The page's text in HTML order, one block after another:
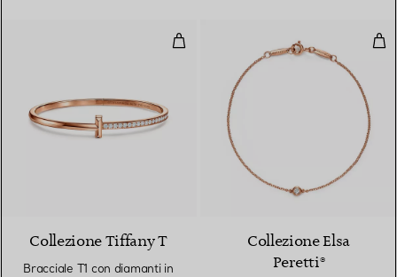
Bracciale T1 con diamanti in oro
3 Materiali
Collezione Tiffany T
Bracciale T1 con diamanti in
Collezione Elsa
Peretti®